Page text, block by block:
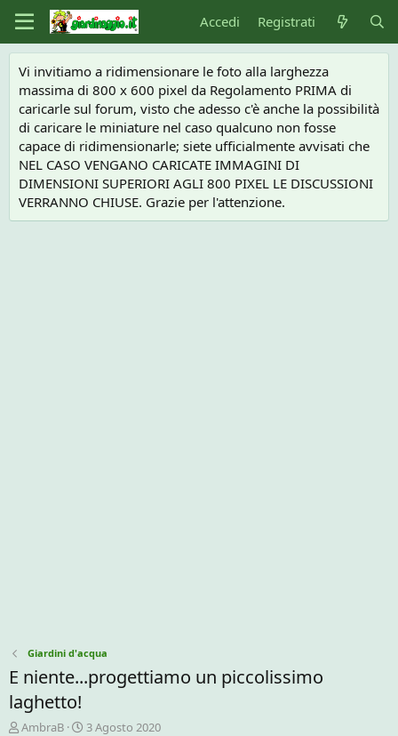
Accedi Registrati
Vi invitiamo a ridimensionare le foto alla larghezza
massima di 800 x 600 pixel da Regolamento PRIMA di
caricarle sul forum, visto che adesso c'è anche la possibilità
di caricare le miniature nel caso qualcuno non fosse
capace di ridimensionarle; siete ufficialmente avvisati che
NEL CASO VENGANO CARICATE IMMAGINI DI
DIMENSIONI SUPERIORI AGLI 800 PIXEL LE DISCUSSIONI
VERRANNO CHIUSE. Grazie per l'attenzione.
Giardini d'acqua
E niente...progettiamo un piccolissimo
laghetto!
C
AmbraB
D
3 Agosto 2020